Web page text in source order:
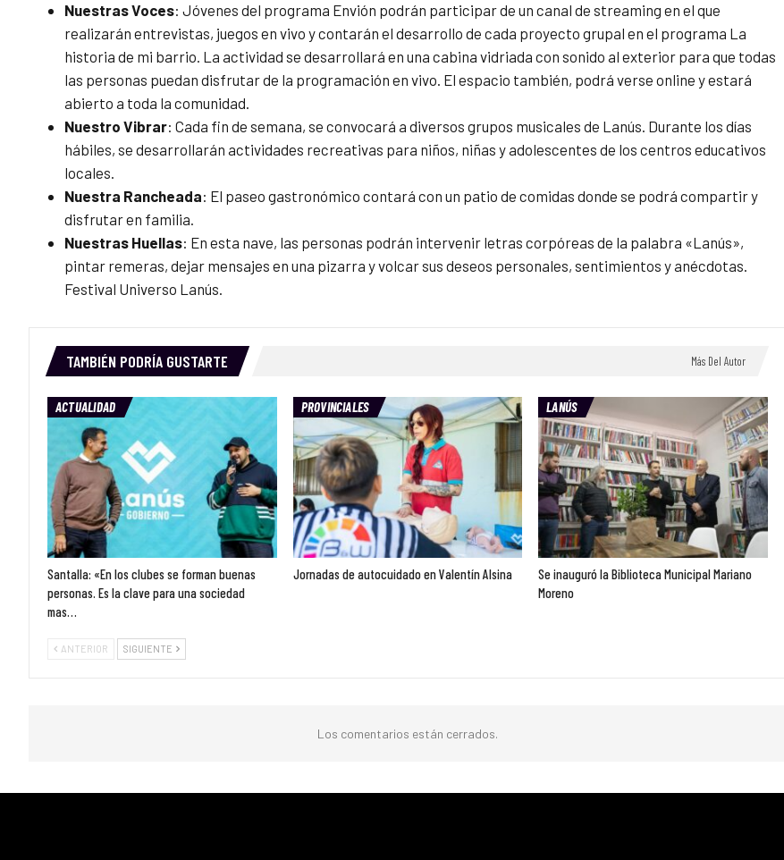
Nuestras Voces: Jóvenes del programa Envión podrán participar de un canal de streaming en el que
realizarán entrevistas, juegos en vivo y contarán el desarrollo de cada proyecto grupal en el programa La
historia de mi barrio. La actividad se desarrollará en una cabina vidriada con sonido al exterior para que todas
las personas puedan disfrutar de la programación en vivo. El espacio también, podrá verse online y estará
abierto a toda la comunidad.
Nuestro Vibrar: Cada fin de semana, se convocará a diversos grupos musicales de Lanús. Durante los días
hábiles, se desarrollarán actividades recreativas para niños, niñas y adolescentes de los centros educativos
locales.
Nuestra Rancheada: El paseo gastronómico contará con un patio de comidas donde se podrá compartir y
disfrutar en familia.
Nuestras Huellas: En esta nave, las personas podrán intervenir letras corpóreas de la palabra «Lanús»,
pintar remeras, dejar mensajes en una pizarra y volcar sus deseos personales, sentimientos y anécdotas.
Festival Universo Lanús.
TAMBIÉN PODRÍA GUSTARTE Más Del Autor
ACTUALIDAD
Santalla: «En los clubes se forman buenas
personas. Es la clave para una sociedad
mas…
PROVINCIALES
Jornadas de autocuidado en Valentín Alsina
LANÚS
Se inauguró la Biblioteca Municipal Mariano
Moreno
ANTERIOR SIGUIENTE
Los comentarios están cerrados.